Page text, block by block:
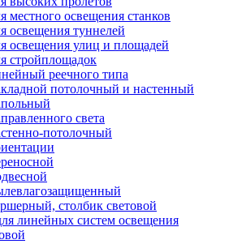
местного освещения станков
освещения туннелей
освещения улиц и площадей
стройплощадок
реечного типа
потолочный и настенный
света
потолочный
столбик световой
линейных систем освещения